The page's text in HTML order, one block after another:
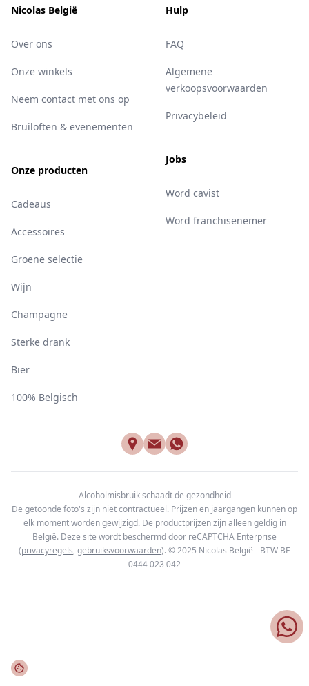
Nicolas België
Over ons
Onze winkels
Neem contact met ons op
Bruiloften & evenementen
Onze producten
Cadeaus
Accessoires
Groene selectie
Wijn
Champagne
Sterke drank
Bier
100% Belgisch
Hulp
FAQ
Algemene
verkoopsvoorwaarden
Privacybeleid
Jobs
Word cavist
Word franchisenemer
Alcoholmisbruik schaadt de gezondheid
De getoonde foto's zijn niet contractueel. Prijzen en jaargangen kunnen op
elk moment worden gewijzigd. De productprijzen zijn alleen geldig in
België. Deze site wordt beschermd door reCAPTCHA Enterprise
(privacyregels, gebruiksvoorwaarden). © 2025 Nicolas België - BTW BE
0444.023.042